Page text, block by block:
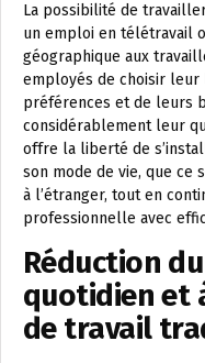
La possibilité de
un emploi en télétravail
géographique aux
employés de choisir
préférences et de leurs
considérablement leur
offre la liberté de
son mode de vie, que ce
à l’étranger, tout en
professionnelle avec
Réduction
quotidien et
de travail